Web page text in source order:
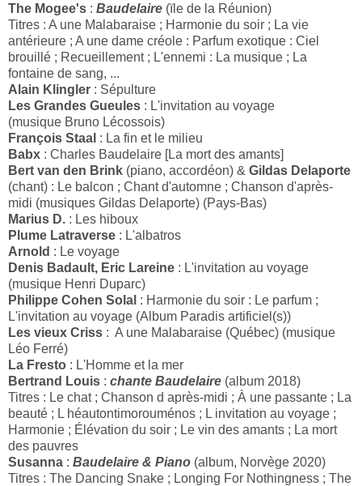
The Mogee's : Baudelaire (ïle de la Réunion)
Titres : A une Malabaraise ; Harmonie du soir ; La vie
antérieure ; A une dame créole : Parfum exotique : Ciel
brouillé ; Recueillement ; L'ennemi : La musique ; La
fontaine de sang, ...
Alain Klingler : Sépulture
Les Grandes Gueules : L'invitation au voyage
(musique Bruno Lécossois)
François Staal : La fin et le milieu
Babx : Charles Baudelaire [La mort des amants]
Bert van den Brink (piano, accordéon) & Gildas Delaporte
(chant) : Le balcon ; Chant d'automne ; Chanson d'après-
midi (musiques Gildas Delaporte) (Pays-Bas)
Marius D. : Les hiboux
Plume Latraverse : L'albatros
Arnold : Le voyage
Denis Badault, Eric Lareine : L'invitation au voyage
(musique Henri Duparc)
Philippe Cohen Solal : Harmonie du soir : Le parfum ;
L'invitation au voyage (Album Paradis artificiel(s))
Les vieux Criss : A une Malabaraise (Québec) (musique
Léo Ferré)
La Fresto : L'Homme et la mer
Bertrand Louis : chante Baudelaire (album 2018)
Titres : Le chat ; Chanson d après-midi ; À une passante ; La
beauté ; L héautontimorouménos ; L invitation au voyage ;
Harmonie ; Élévation du soir ; Le vin des amants ; La mort
des pauvres
Susanna : Baudelaire & Piano (album, Norvège 2020)
Titres : The Dancing Snake ; Longing For Nothingness ; The